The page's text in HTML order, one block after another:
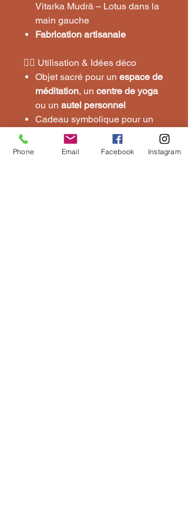
Vitarka Mudrā – Lotus dans la
main gauche
Fabrication artisanale
🧘‍♀️ Utilisation & Idées déco
Objet sacré pour un espace de
méditation, un centre de yoga
ou un autel personnel
Cadeau symbolique pour un
être cher en quête de paix
intérieure
Phone Email Facebook Instagram